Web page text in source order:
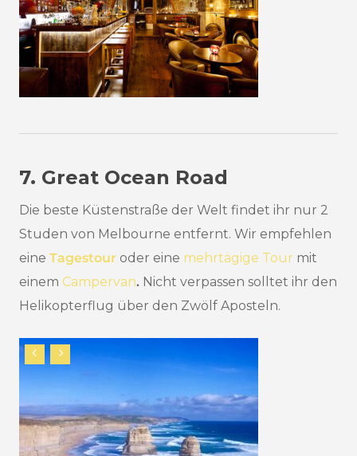
7. Great Ocean Road
Die beste Küstenstraße der Welt findet ihr nur 2
Studen von Melbourne entfernt. Wir empfehlen
eineTagestour oder eine mehrtägige Tour mit
einem Campervan. Nicht verpassen solltet ihr den
Helikopterflug über den Zwölf Aposteln.